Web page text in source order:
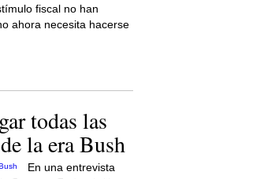
fiscal no han
ahora necesita hacerse
todas las
la era Bush
En una entrevista